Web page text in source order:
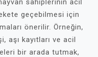
sahiplerinin acil
geçebilmesi için
önerilir. Örneğin,
aşı kayıtları ve acil
bir arada tutmak,